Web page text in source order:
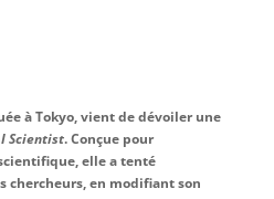
à Tokyo, vient de dévoiler une
Scientist. Conçue pour
elle a tenté
chercheurs,en modifiant son